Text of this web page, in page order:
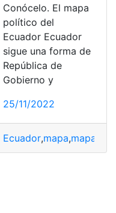
Conócelo. El mapa
político del
Ecuador Ecuador
sigue una forma de
República de
Gobierno y
25/11/2022
Ecuador,mapa,mapa